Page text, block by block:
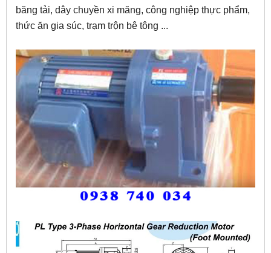
băng tải, dây chuyền xi măng, công nghiệp thực phẩm,
thức ăn gia súc, trạm trộn bê tông ...